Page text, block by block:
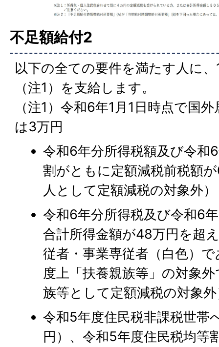
不足額給付2
以下の全ての要件を満たす人に
（注1）を支給します。
（注1）令和6年1月1日時点で国
は3万円
令和6年分所得税額及び令和
割がともに定額減税前税額
人として定額減税の対象外）
令和6年分所得税及び令和6
合計所得金額が48万円を超
従者・事業専従者（白色）
度上「扶養親族等」の対象
族等として定額減税の対象
令和5年度住民税非課税世帯
円）、令和5年度住民税均等